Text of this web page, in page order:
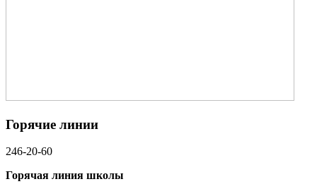
Горячие линии
246-20-60
Горячая линия школы